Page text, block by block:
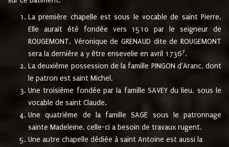
La première chapelle est sous le vocable de saint Pierre.
Elle aurait été fondée vers 1510 par le seigneur de
ROUGEMONT. Véronique de GRENAUD dite de ROUGEMONT
sera la dernière a y être ensevelie en avril 17367.
La deuxième possession de la famille PINGON d'Aranc, dont
le patron est saint Michel.
Une troisième fondée par la famille SAVEY du lieu, sous le
vocable de saint Claude.
Une quatrième de la famille SAGE sous le patronnage
sainte Madeleine. celle-ci a besoin de travaux rugent.
Une autre chapelle dédiée à saint Antoine est aussi la